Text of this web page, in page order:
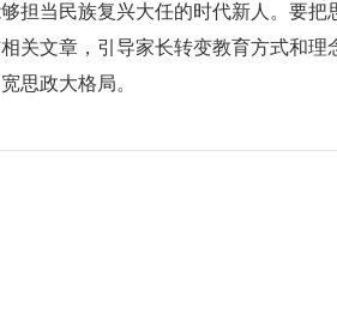
担当民族复兴大任的时代新人。 要把
关文章，引导家长转变教育方式和理
思政大格局。